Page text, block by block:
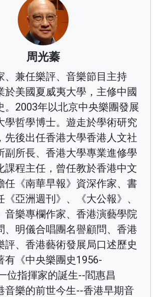
周光蓁
、兼任樂評、音樂節目主持
於美國夏威夷大學，主修中國
。2003年以北京中央樂團發展
學哲學博士。遊走於學術研究
先後出任香港大學香港人文社
副所長、香港大學專業進修學
課程主任，曾任教於香港中文
任《南華早報》資深作家、書
亞洲週刊》、《大公報》、
音樂專欄作家、香港演藝學院
、明儀合唱團名譽顧問、香港
評、香港藝術發展局口述歷史
有《中央樂團史1956-
位指揮家的誕生--閻惠昌
音樂的前世今生--香港早期音